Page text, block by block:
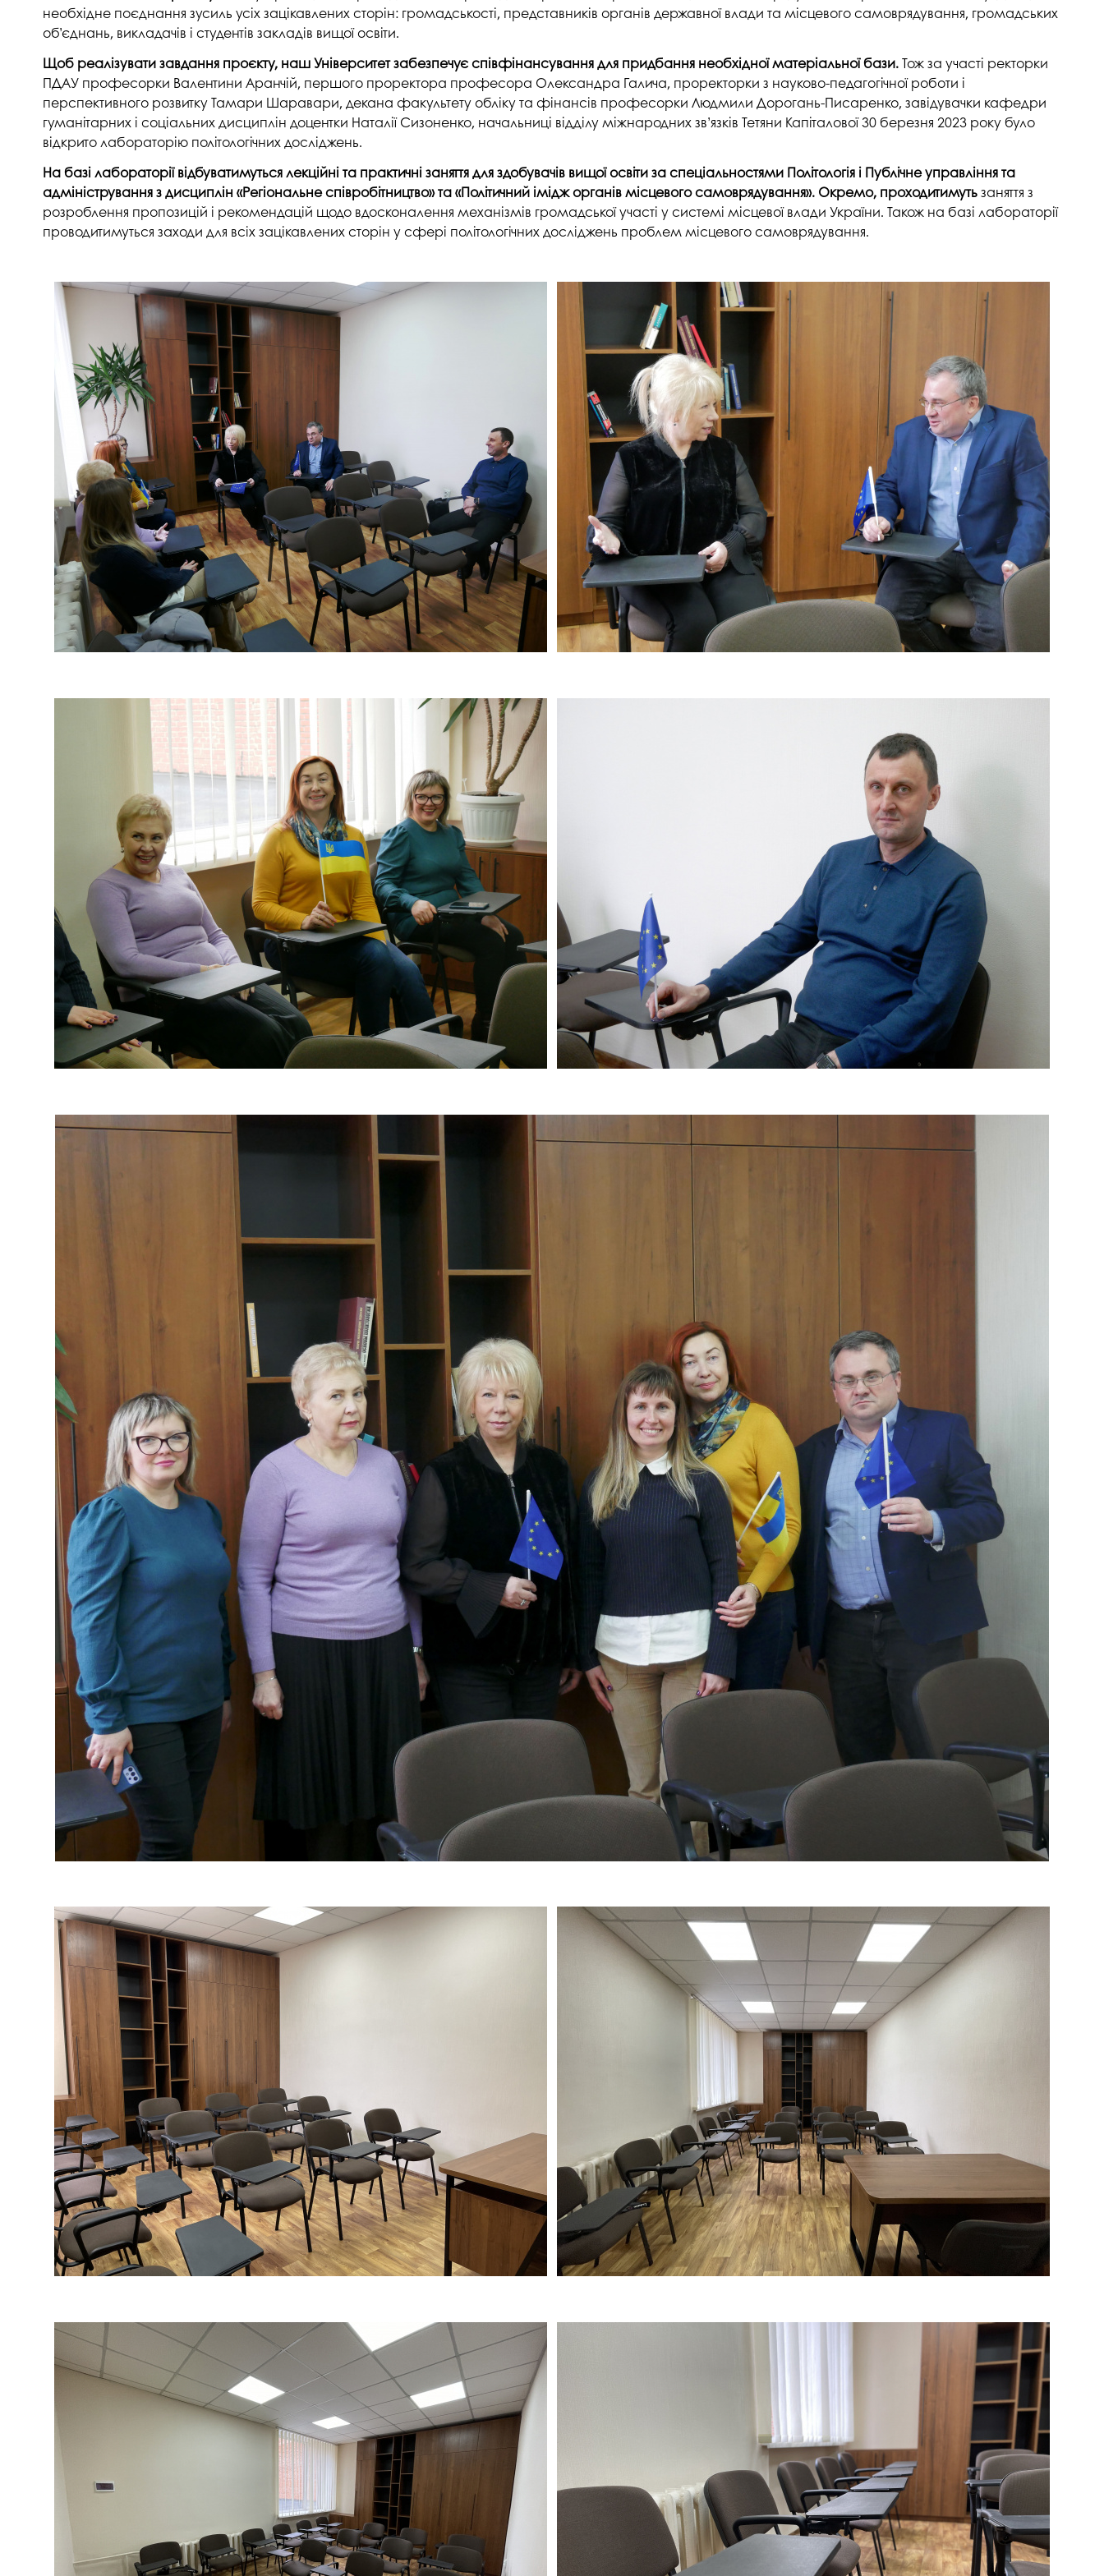
Музеї ПДАУ
Профспілка
Асоціація випускників
3D тур по університету
Наші контакти
Публічна інформація
Антикорупційна діяльність
Меморіал пам'яті
Відділ маркетингу
Центр впровадження індустрії
4.0
Психологічна служба
Омбудсмен учасників
освітнього процесу
Студентське містечко ПДАУ
Навчально-наукові центри
Дорадча служба
Вступні випробування 2026
студентського містечка
Студентське життя
Підрозділ з організації виховної
та іміджевої діяльності
Працевлаштування
Відділ практики і сприяння
працевлаштуванню
Академічна доброчесність
Неформальна / Інформальна
освіта
Опитування
Академічна мобільність
Акредитація
Якість освіти, рада з якості вищої
освіти
Відділ моніторингу та забезпечення
Острівець Прогресильності ПДАУ
напряму Жан Моне: SuTCom
Expertise Center «MILK LOCAL
PRODUCT»
Аспірантура і докторантура
(лабораторії, центри)
Офіс міжнародного
наукового амбасадора
Добровільні громадські
Спеціалізована вчена рада
Наукові праці
Наукометричні бази
Міжнародні проєкти
Науково-технічні заходи
Інформація щодо виконання
госпдоговірних робіт (послуг)
необхідне поєднання зусиль усіх зацікавлених сторін: громадськості, представників органів державної влади та місцевого самоврядування, громадських
об’єднань, викладачів і студентів закладів вищої освіти.
Щоб реалізувати завдання проєкту, наш Університет забезпечує співфінансування для придбання необхідної матеріальної бази.Тож за участі ректорки
ПДАУ професорки Валентини Аранчій, першого проректора професора Олександра Галича, проректорки з науково-педагогічної роботи і
перспективного розвитку Тамари Шаравари, декана факультету обліку та фінансів професорки Людмили Дорогань-Писаренко, завідувачки кафедри
гуманітарних і соціальних дисциплін доцентки Наталії Сизоненко, начальниці відділу міжнародних зв’язків Тетяни Капіталової 30 березня 2023 року було
відкрито лабораторію політологічних досліджень.
На базі лабораторії відбуватимуться лекційні та практичні заняття для здобувачів вищої освіти за спеціальностями Політологія і Публічне управління та
адміністрування з дисциплін «Регіональне співробітництво» та «Політичний імідж органів місцевого самоврядування». Окремо, проходитимутьзаняття з
розроблення пропозицій і рекомендацій щодо вдосконалення механізмів громадської участі у системі місцевої влади України. Також на базі лабораторії
проводитимуться заходи для всіх зацікавлених сторін у сфері політологічних досліджень проблем місцевого самоврядування.